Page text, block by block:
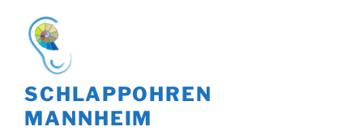
Inhalt
springen
SCHLAPPOHREN
MANNHEIM